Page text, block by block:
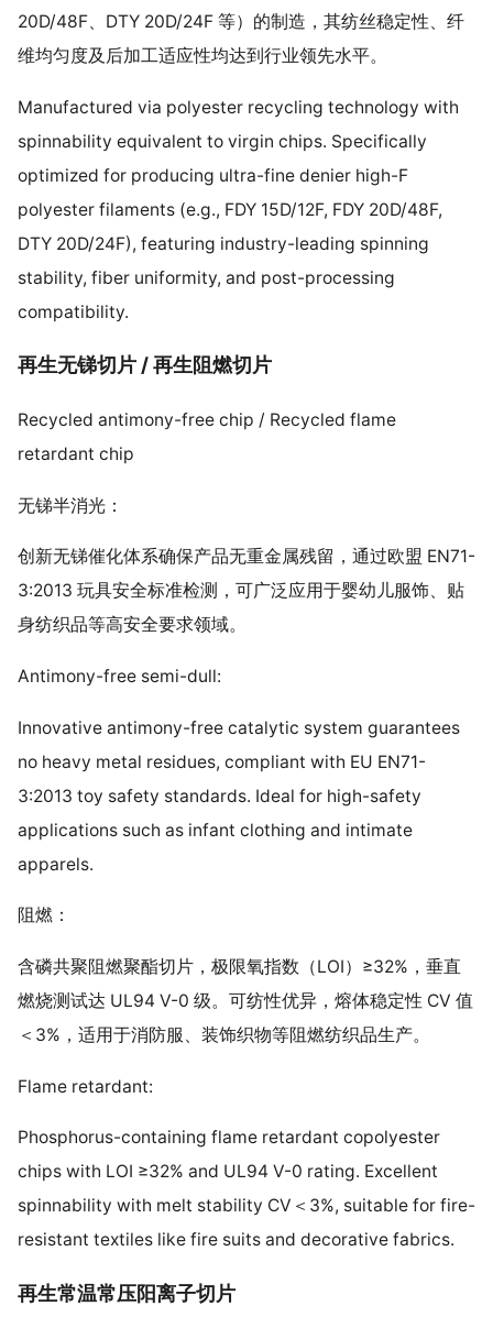
20D/48F、DTY 20D/24F 等）的制造，其纺丝稳定性、纤
维均匀度及后加工适应性均达到行业领先水平。
Manufactured via polyester recycling technology with
spinnability equivalent to virgin chips. Specifically
optimized for producing ultra-fine denier high-F
polyester filaments (e.g., FDY 15D/12F, FDY 20D/48F,
DTY 20D/24F), featuring industry-leading spinning
stability, fiber uniformity, and post-processing
compatibility.
再生无锑切片 / 再生阻燃切片
Recycled antimony-free chip / Recycled flame
retardant chip
无锑半消光：
创新无锑催化体系确保产品无重金属残留，通过欧盟 EN71-
3:2013 玩具安全标准检测，可广泛应用于婴幼儿服饰、贴
身纺织品等高安全要求领域。
Antimony-free semi-dull:
Innovative antimony-free catalytic system guarantees
no heavy metal residues, compliant with EU EN71-
3:2013 toy safety standards. Ideal for high-safety
applications such as infant clothing and intimate
apparels.
阻燃：
含磷共聚阻燃聚酯切片，极限氧指数（LOI）≥32%，垂直
燃烧测试达 UL94 V-0 级。可纺性优异，熔体稳定性 CV 值
＜3%，适用于消防服、装饰织物等阻燃纺织品生产。
Flame retardant:
Phosphorus-containing flame retardant copolyester
chips with LOI ≥32% and UL94 V-0 rating. Excellent
spinnability with melt stability CV＜3%, suitable for fire-
resistant textiles like fire suits and decorative fabrics.
再生常温常压阳离子切片